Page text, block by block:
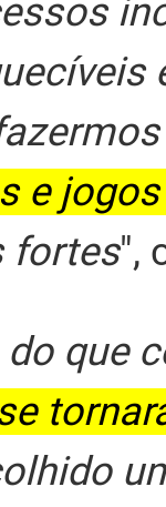
e
fortes",
que